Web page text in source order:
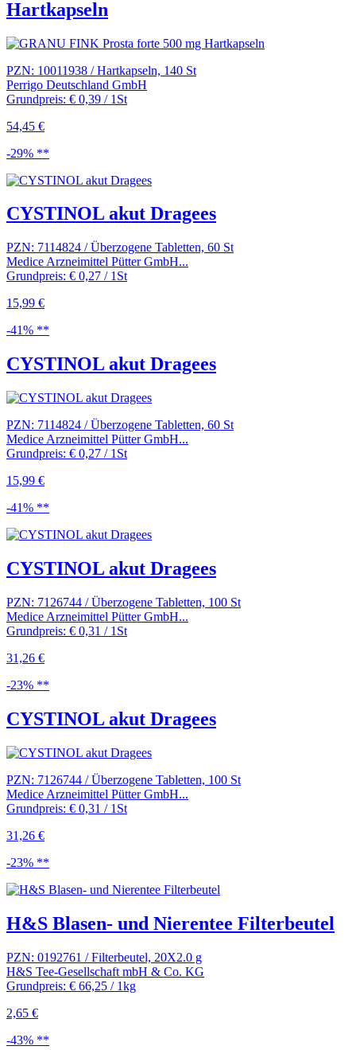
Hartkapseln
PZN: 10011938 / Hartkapseln, 140 St
Perrigo Deutschland GmbH
Grundpreis: € 0,39 / 1St
54,45 €
-29% **
CYSTINOL akut Dragees
PZN: 7114824 / Überzogene Tabletten, 60 St
Medice Arzneimittel Pütter GmbH...
Grundpreis: € 0,27 / 1St
15,99 €
-41% **
CYSTINOL akut Dragees
PZN: 7114824 / Überzogene Tabletten, 60 St
Medice Arzneimittel Pütter GmbH...
Grundpreis: € 0,27 / 1St
15,99 €
-41% **
CYSTINOL akut Dragees
PZN: 7126744 / Überzogene Tabletten, 100 St
Medice Arzneimittel Pütter GmbH...
Grundpreis: € 0,31 / 1St
31,26 €
-23% **
CYSTINOL akut Dragees
PZN: 7126744 / Überzogene Tabletten, 100 St
Medice Arzneimittel Pütter GmbH...
Grundpreis: € 0,31 / 1St
31,26 €
-23% **
H&S Blasen- und Nierentee Filterbeutel
PZN: 0192761 / Filterbeutel, 20X2.0 g
H&S Tee-Gesellschaft mbH & Co. KG
Grundpreis: € 66,25 / 1kg
2,65 €
-43% **